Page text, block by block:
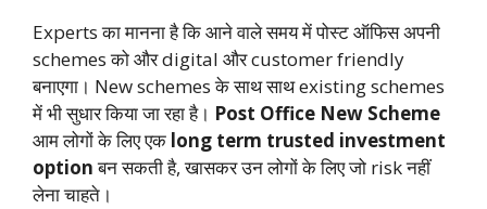
Experts का मानना है कि आने वाले समय में पोस्ट ऑफिस अपनी
schemes को और digital और customer friendly
बनाएगा। New schemes के साथ साथ existing schemes
में भी सुधार किया जा रहा है। Post Office New Scheme
आम लोगों के लिए एक long term trusted investment
optionबन सकती है, खासकर उन लोगों के लिए जो risk नहीं
लेना चाहते।